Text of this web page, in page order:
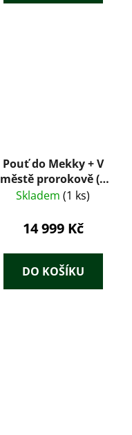
Pouť do Mekky + V
městě prorokově (2
svazky, 1934) – Karl
Skladem (1 ks)
14 999 Kč
DO KOŠÍKU